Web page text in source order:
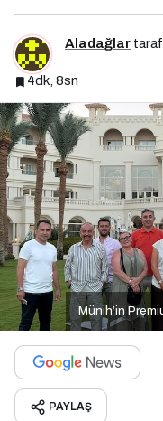
Aladağlar
4dk, 8sn
Münih’in
PAYLAŞ